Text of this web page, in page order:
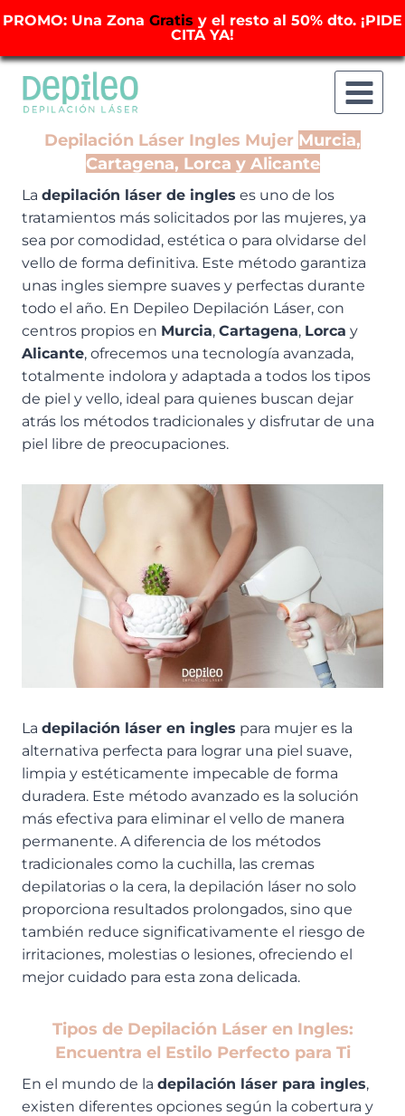
PROMO: Una Zona Gratis y el resto al 50% dto. ¡PIDE
CITA YA!
Saltar
contenido
Depilación Láser Ingles Mujer Murcia,
Cartagena, Lorca y Alicante
La depilación láser de ingles es uno de los
tratamientos más solicitados por las mujeres, ya
sea por comodidad, estética o para olvidarse del
vello de forma definitiva. Este método garantiza
unas ingles siempre suaves y perfectas durante
todo el año. En Depileo Depilación Láser, con
centros propios en Murcia, Cartagena, Lorca y
Alicante, ofrecemos una tecnología avanzada,
totalmente indolora y adaptada a todos los tipos
de piel y vello, ideal para quienes buscan dejar
atrás los métodos tradicionales y disfrutar de una
piel libre de preocupaciones.
La depilación láser en ingles para mujer es la
alternativa perfecta para lograr una piel suave,
limpia y estéticamente impecable de forma
duradera. Este método avanzado es la solución
más efectiva para eliminar el vello de manera
permanente. A diferencia de los métodos
tradicionales como la cuchilla, las cremas
depilatorias o la cera, la depilación láser no solo
proporciona resultados prolongados, sino que
también reduce significativamente el riesgo de
irritaciones, molestias o lesiones, ofreciendo el
mejor cuidado para esta zona delicada.
Tipos de Depilación Láser en Ingles:
Encuentra el Estilo Perfecto para Ti
En el mundo de la depilación láser para ingles,
existen diferentes opciones según la cobertura y